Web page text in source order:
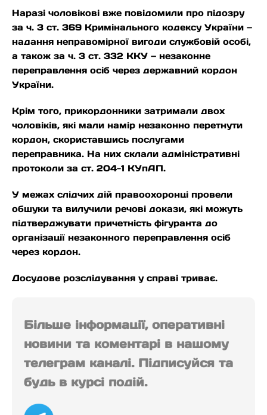
Наразі чоловікові вже повідомили про підозру
за ч. 3 ст. 369 Кримінального кодексу України —
надання неправомірної вигоди службовій особі,
а також за ч. 3 ст. 332 ККУ — незаконне
переправлення осіб через державний кордон
України.
Крім того, прикордонники затримали двох
чоловіків, які мали намір незаконно перетнути
кордон, скориставшись послугами
переправника. На них склали адміністративні
протоколи за ст. 204-1 КУпАП.
У межах слідчих дій правоохоронці провели
обшуки та вилучили речові докази, які можуть
підтверджувати причетність фігуранта до
організації незаконного переправлення осіб
через кордон.
Досудове розслідування у справі триває.
Більше інформації, оперативні
новини та коментарі в нашому
телеграм каналі. Підписуйся та
будь в курсі подій.